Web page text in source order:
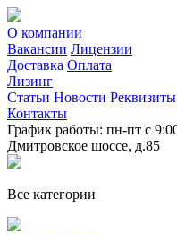
О компании
Вакансии Лицензии
Доставка Оплата
Лизинг
Статьи Новости Реквизиты
Контакты
График работы: пн-пт с
Дмитровское шоссе, д.85
Все категории